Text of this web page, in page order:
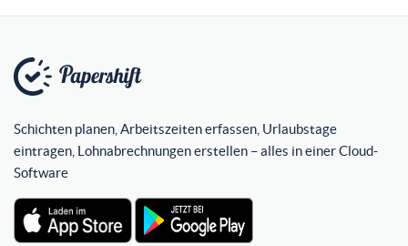
Schichten planen, Arbeitszeiten erfassen, Urlaubstage
eintragen, Lohnabrechnungen erstellen – alles in einer Cloud-
Software